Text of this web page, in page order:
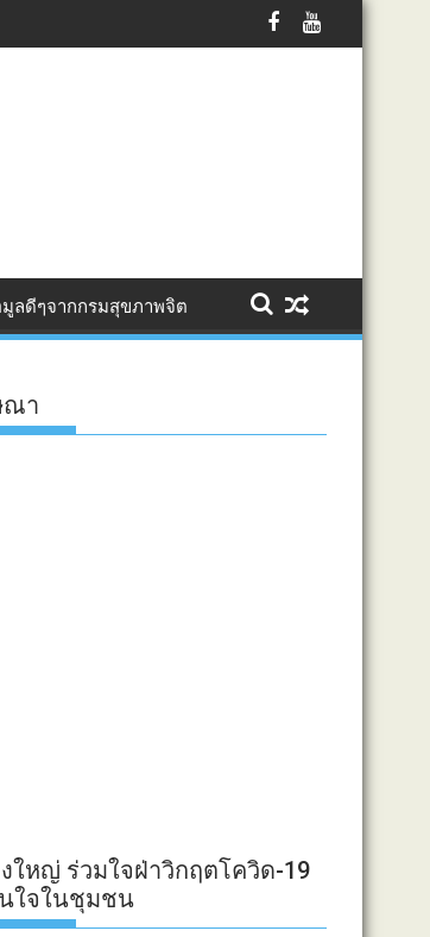
ยกระดับทักษะผู้ต้องขัง สู่การพัฒนาอาชีพอย่างยั่งยืน
ลดีๆจากกรมสุขภาพจิต
ณา
ใหญ่ ร่วมใจฝ่าวิกฤตโควิด-19
ใจในชุมชน